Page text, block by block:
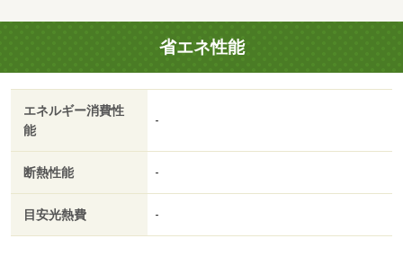
ﾝｸﾞ 55055円
省エネ性能
エネルギー消費性
能
-
断熱性能 -
目安光熱費 -